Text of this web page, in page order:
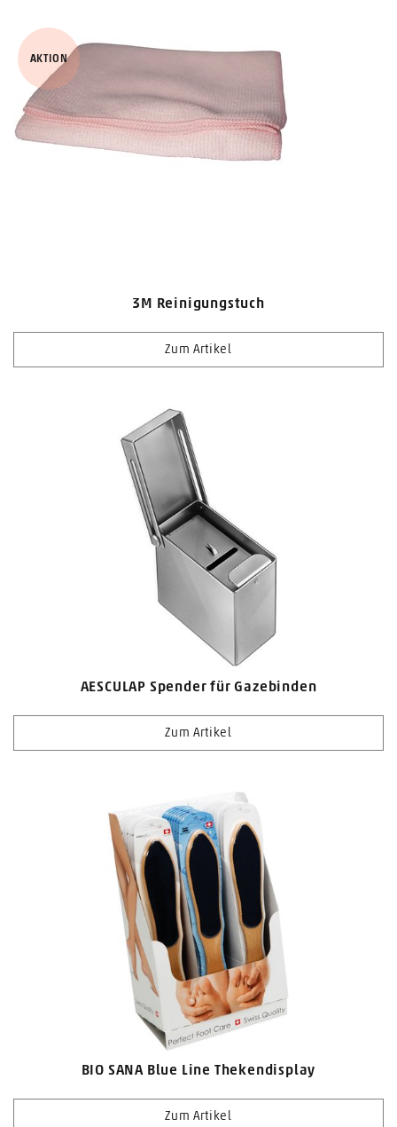
3M Reinigungstuch
Zum Artikel
AKTION
AESCULAP Spender für Gazebinden
Zum Artikel
BIO SANA Blue Line Thekendisplay
Zum Artikel